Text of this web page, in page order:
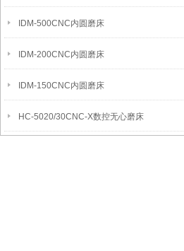
IDM-500CNC内圆磨床
IDM-200CNC内圆磨床
IDM-150CNC内圆磨床
HC-5020/30CNC-X数控无心磨床